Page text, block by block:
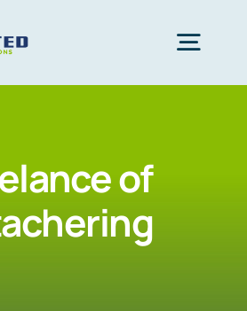
professionalsof